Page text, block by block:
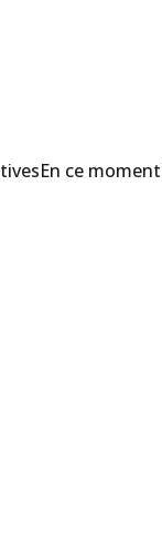
En ce moment